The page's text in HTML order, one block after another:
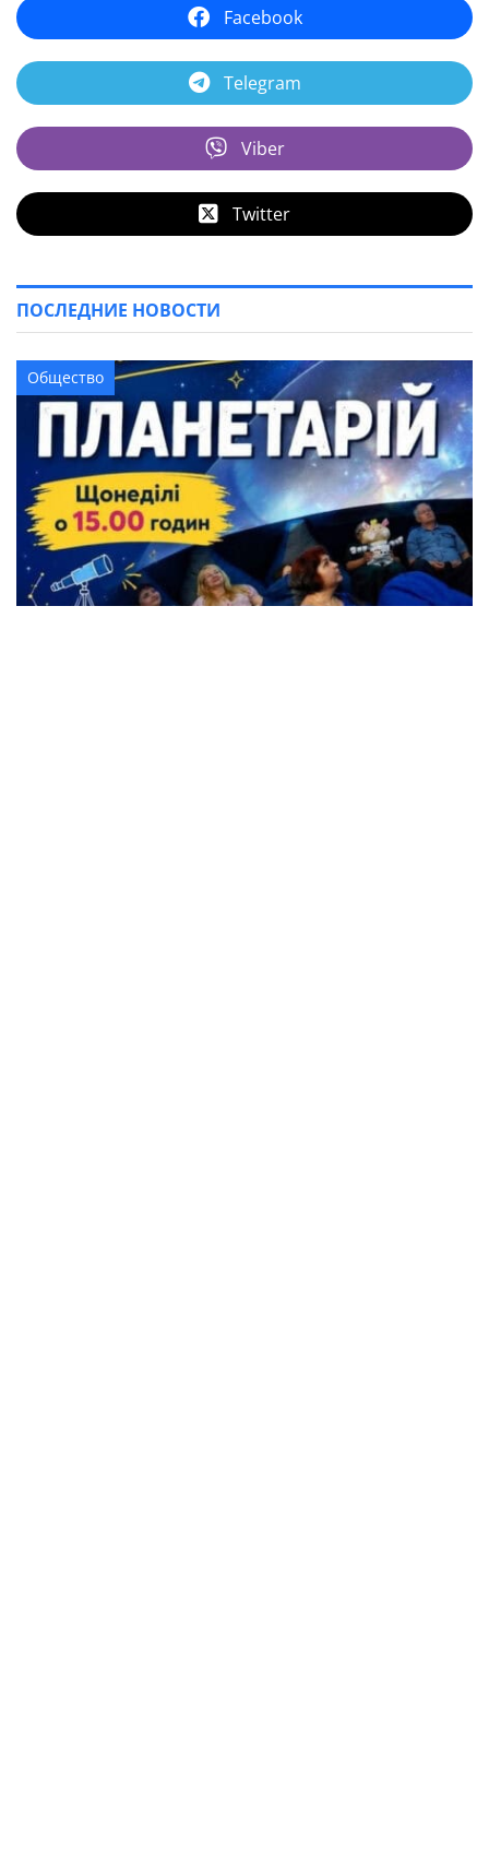
Facebook
Telegram
Viber
Twitter
ПОСЛЕДНИЕ НОВОСТИ
Общество